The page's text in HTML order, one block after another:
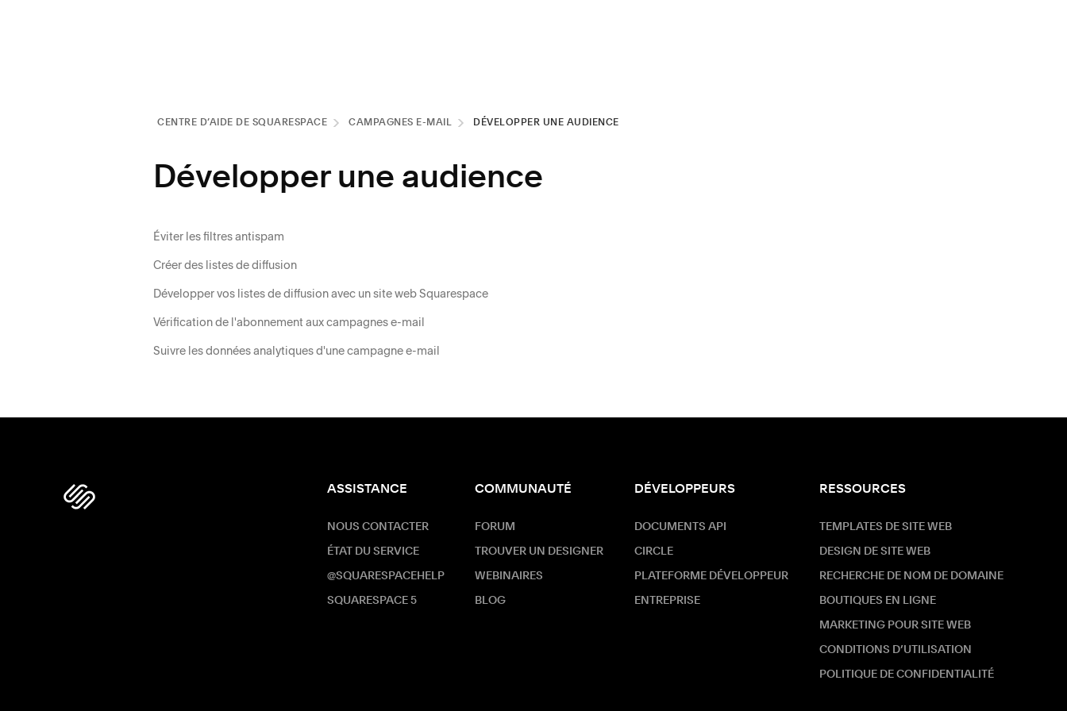
CENTRE D’AIDE DE SQUARESPACE CAMPAGNES E-MAIL DÉVELOPPER UNE AUDIENCE
Développer une audience
Éviter les filtres antispam
Créer des listes de diffusion
Développer vos listes de diffusion avec un site web Squarespace
Vérification de l'abonnement aux campagnes e-mail
Suivre les données analytiques d'une campagne e-mail
ASSISTANCE
NOUS CONTACTER
ÉTAT DU SERVICE
@SQUARESPACEHELP
SQUARESPACE 5
COMMUNAUTÉ
FORUM
TROUVER UN DESIGNER
WEBINAIRES
BLOG
DÉVELOPPEURS
DOCUMENTS API
CIRCLE
PLATEFORME DÉVELOPPEUR
ENTREPRISE
RESSOURCES
TEMPLATES DE SITE WEB
DESIGN DE SITE WEB
RECHERCHE DE NOM DE DOMAINE
BOUTIQUES EN LIGNE
MARKETING POUR SITE WEB
CONDITIONS D’UTILISATION
POLITIQUE DE CONFIDENTIALITÉ